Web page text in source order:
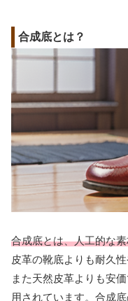
合成底とは？
合成底とは、人工的な
皮革の靴底よりも耐久
また天然皮革よりも安
用されています。合成